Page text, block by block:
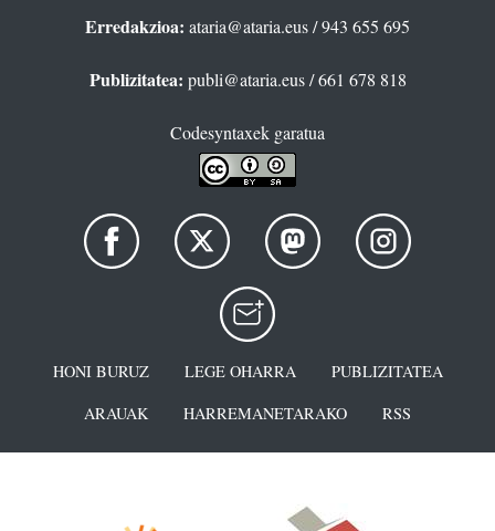
Erredakzioa: ataria@ataria.eus/ 943 655 695
Publizitatea: publi@ataria.eus/ 661 678 818
Codesyntaxek garatua
HONI BURUZ LEGE OHARRA
PUBLIZITATEA
ARAUAK
HARREMANETARAKO RSS